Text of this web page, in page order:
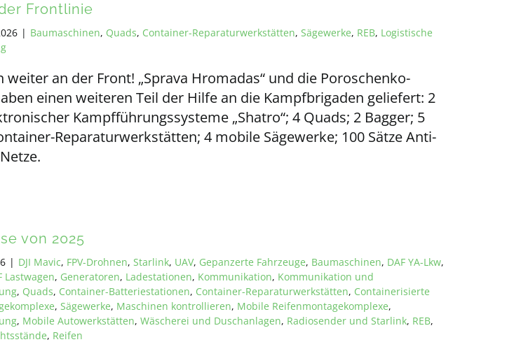
Frontlinie
| Baumaschinen, Quads, Container-Reparaturwerkstätten, Sägewerke, REB, Logistische
weiter an der Front! „Sprava Hromadas“ und die Poroschenko-
einen weiteren Teil der Hilfe an die Kampfbrigaden geliefert: 2
Kampfführungssysteme „Shatro“; 4 Quads; 2 Bagger; 5
Reparaturwerkstätten; 4 mobile Sägewerke; 100 Sätze Anti-
von 2025
| DJI Mavic, FPV-Drohnen, Starlink, UAV, Gepanzerte Fahrzeuge, Baumaschinen, DAF YA-Lkw,
Lastwagen, Generatoren, Ladestationen, Kommunikation, Kommunikation und
, Quads, Container-Batteriestationen, Container-Reparaturwerkstätten, Containerisierte
, Sägewerke, Maschinen kontrollieren, Mobile Reifenmontagekomplexe,
, Mobile Autowerkstätten, Wäscherei und Duschanlagen, Radiosender und Starlink, REB,
, Reifen